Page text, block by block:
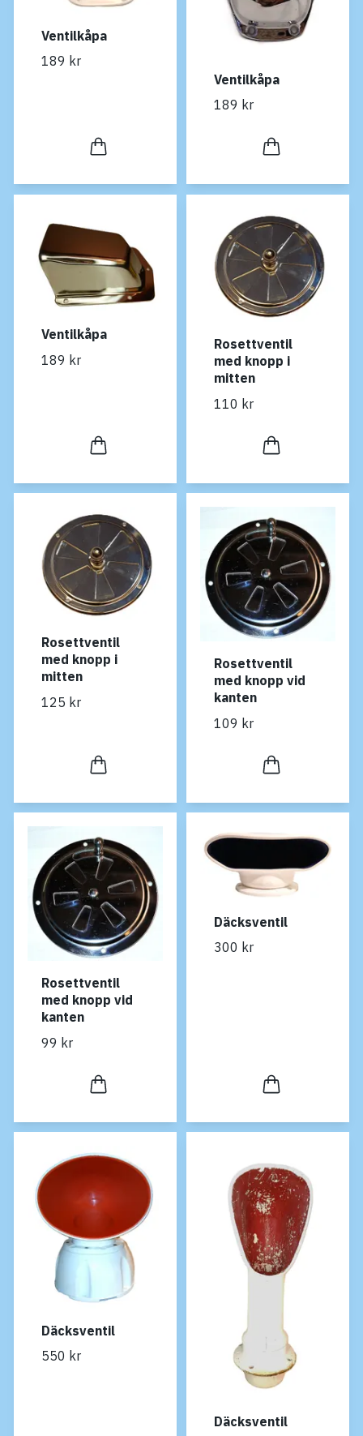
Ventilkåpa
189 kr
Ventilkåpa
189 kr
Ventilkåpa
189 kr
Rosettventil
med knopp i
mitten
110 kr
Rosettventil
med knopp i
mitten
125 kr
Rosettventil
med knopp vid
kanten
109 kr
Rosettventil
med knopp vid
kanten
99 kr
Däcksventil
300 kr
Däcksventil
550 kr
Däcksventil